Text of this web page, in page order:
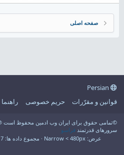
صفحه اصلی
قوانین و مقرّرات
حریم خصوصی راهنما
سرورهای قدرتمند فراسو
عرض
مجموع داده ها 7